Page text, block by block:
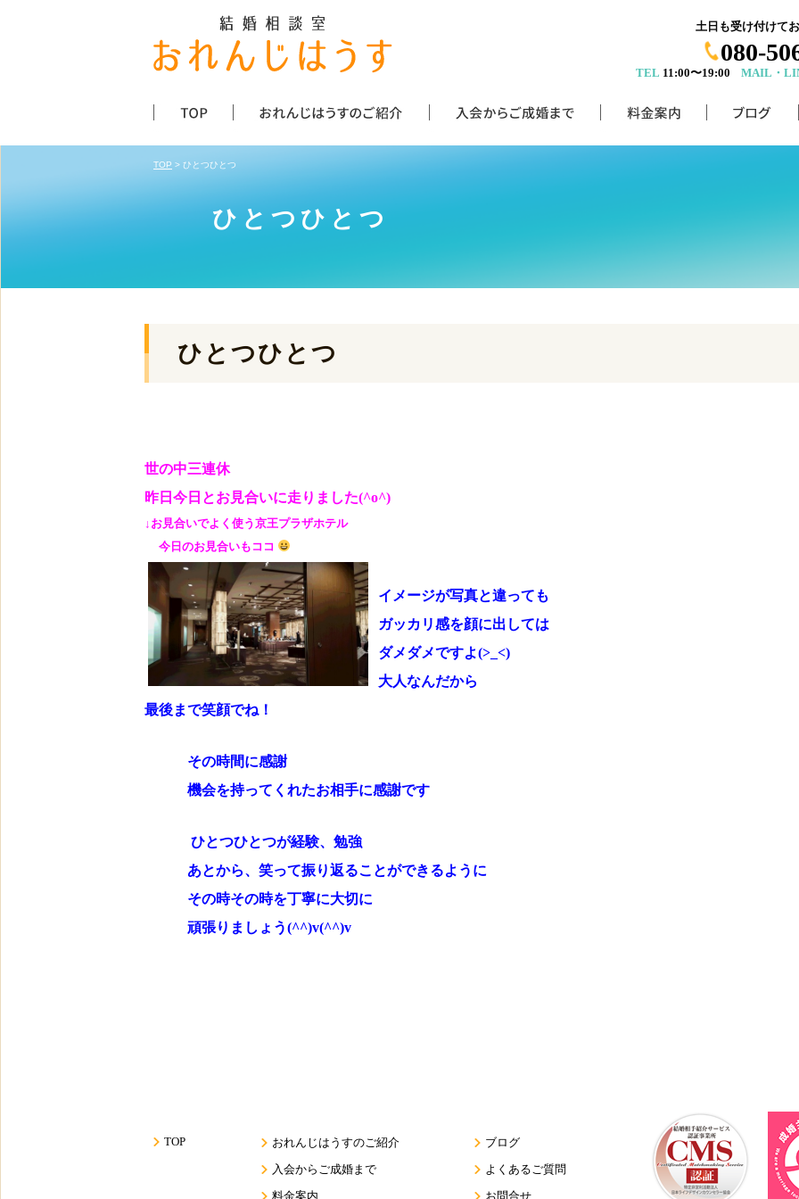
土日も受け付けて
080-
TEL 11:00〜19:00 MAIL・
TOP > ひとつひとつ
ひとつひとつ
ひとつひとつ
世の中三連休
昨日今日とお見合いに走りました(^o^)
↓お見合いでよく使う京王プラザホテル
今日のお見合いもココ
イメージが写真と違っても
ガッカリ感を顔に出しては
ダメダメですよ(>_<)
大人なんだから
最後まで笑顔でね！
その時間に感謝
機会を持ってくれたお相手に感謝です
ひとつひとつが経験、勉強
あとから、笑って振り返ることができるように
その時その時を丁寧に大切に
頑張りましょう(^^)v(^^)v
TOP
おれんじはうすのご紹介
入会からご成婚まで
料金案内
ブログ
よくあるご質問
お問合せ